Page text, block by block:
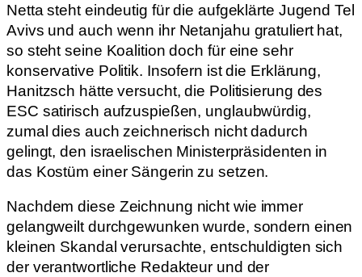
Netta steht eindeutig für die aufgeklärte Jugend Tel
Avivs und auch wenn ihr Netanjahu gratuliert hat,
so steht seine Koalition doch für eine sehr
konservative Politik. Insofern ist die Erklärung,
Hanitzsch hätte versucht, die Politisierung des
ESC satirisch aufzuspießen, unglaubwürdig,
zumal dies auch zeichnerisch nicht dadurch
gelingt, den israelischen Ministerpräsidenten in
das Kostüm einer Sängerin zu setzen.
Nachdem diese Zeichnung nicht wie immer
gelangweilt durchgewunken wurde, sondern einen
kleinen Skandal verursachte, entschuldigten sich
der verantwortliche Redakteur und der